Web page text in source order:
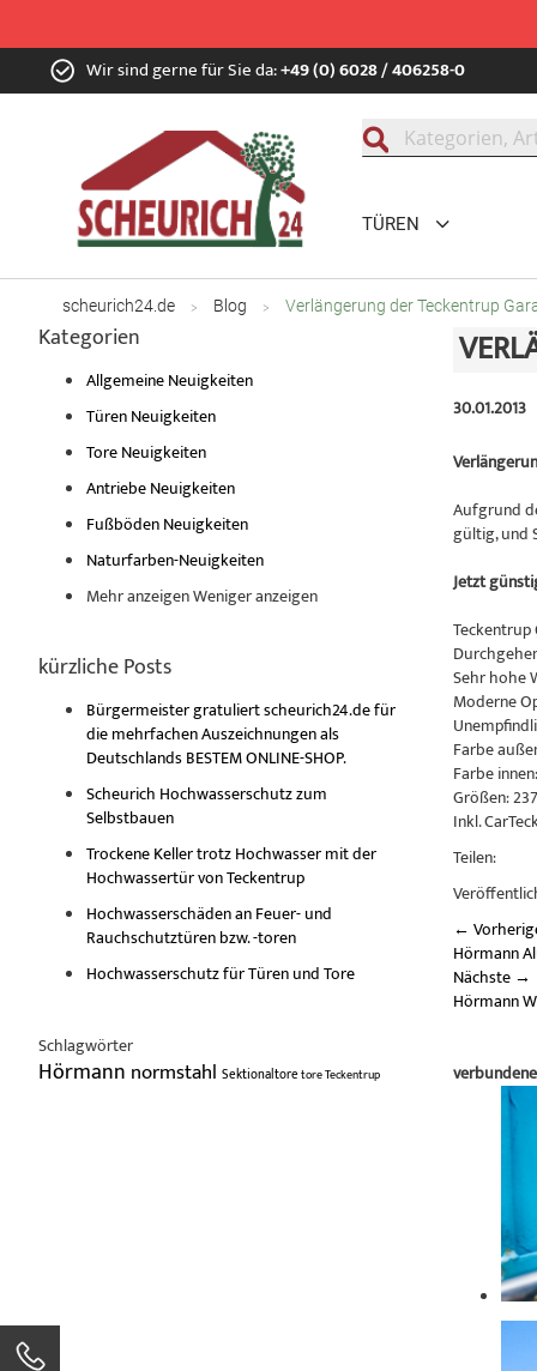
Zum
Inhalt Wir sind gerne für Sie da:+49 (0) 6028 / 406258-0
TÜREN
scheurich24.de Blog Verlängerung der Teckentrup
30.01.2013
Aufgrund
gültig, und
Jetzt
Sehr hohe
Moderne
Farbe
Farbe
Größen:
Inkl.
Teilen:
←
Hörmann
Nächste →
Hörmann
Kategorien
Allgemeine Neuigkeiten
Türen Neuigkeiten
Tore Neuigkeiten
Antriebe Neuigkeiten
Fußböden Neuigkeiten
Naturfarben-Neuigkeiten
Mehr anzeigenWeniger anzeigen
kürzliche Posts
Bürgermeister gratuliert scheurich24.de für
die mehrfachen Auszeichnungen als
Deutschlands BESTEM ONLINE-SHOP.
Scheurich Hochwasserschutz zum
Selbstbauen
Trockene Keller trotz Hochwasser mit der
Hochwassertür von Teckentrup
Hochwasserschäden an Feuer- und
Rauchschutztüren bzw. -toren
Hochwasserschutz für Türen und Tore
Schlagwörter
Hörmann normstahl SektionaltoretoreTeckentrup